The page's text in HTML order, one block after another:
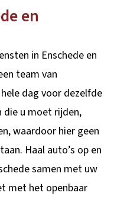
en
in Enschede en
team van
dag voor dezelfde
die u moet rijden,
waardoor hier geen
Haal auto’s op en
samen met uw
met het openbaar